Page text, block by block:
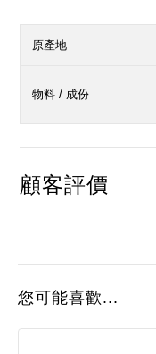
原產地
物料 / 成份
顧客評價
您可能喜歡...